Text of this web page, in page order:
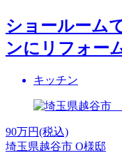
ショールーム
ンにリフォー
キッチン
90万円(税込)
埼玉県越谷市 O様邸